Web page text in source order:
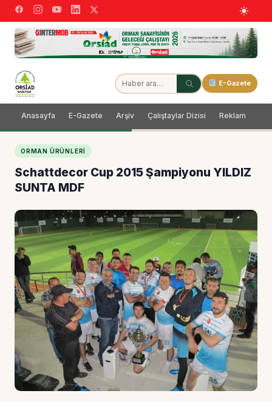
E-Gazete
Anasayfa E-Gazete Arşiv Çalıştaylar Dizisi Reklam
ORMAN ÜRÜNLERI
Schattdecor Cup 2015 Şampiyonu YILDIZ
SUNTA MDF